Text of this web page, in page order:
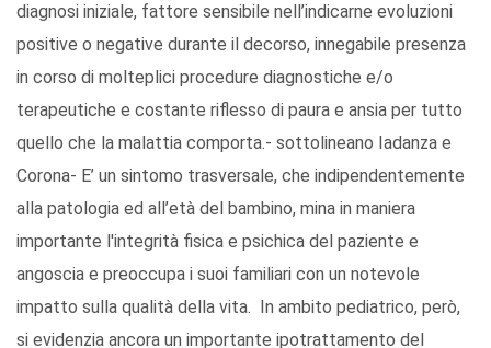
diagnosi iniziale, fattore sensibile nell’indicarne evoluzioni
positive o negative durante il decorso, innegabile presenza
in corso di molteplici procedure diagnostiche e/o
terapeutiche e costante riflesso di paura e ansia per tutto
quello che la malattia comporta.- sottolineano Iadanza e
Corona- E’ un sintomo trasversale, che indipendentemente
alla patologia ed all’età del bambino, mina in maniera
importante l'integrità fisica e psichica del paziente e
angoscia e preoccupa i suoi familiari con un notevole
impatto sulla qualità della vita. In ambito pediatrico, però,
si evidenzia ancora un importante ipotrattamento del